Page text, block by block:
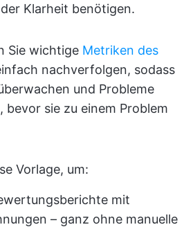
Klarheit benötigen.
Sie wichtige Metriken des
nachverfolgen, sodass
und Probleme
bevor sie zu einem Problem
Vorlage, um:
mit
– ganz ohne manuelle